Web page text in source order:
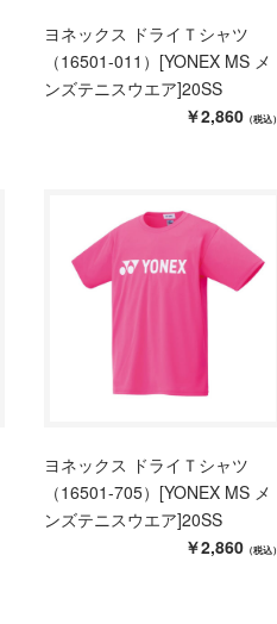
ヨネックス ドライＴシャツ
（16501-011）[YONEX MS メ
ンズテニスウエア]20SS
￥2,860 （税込）
ヨネックス ドライＴシャツ
（16501-705）[YONEX MS メ
ンズテニスウエア]20SS
￥2,860 （税込）